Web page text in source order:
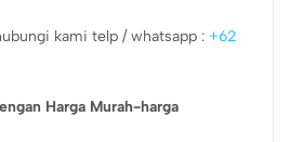
kami telp / whatsapp : +62
Harga Murah-harga